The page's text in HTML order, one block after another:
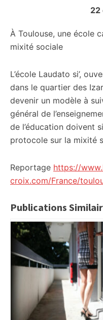
22
À Toulouse, une école
mixité sociale
L’école Laudato si’,
dans le quartier des
devenir un modèle à
général de
de l’éducation doivent
protocole sur la mixité
Reportage https://
croix.com/France/
Publications